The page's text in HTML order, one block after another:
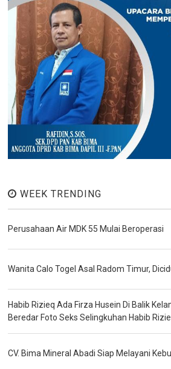
WEEK TRENDING
Perusahaan Air MDK 55 Mulai Beroperasi
Wanita Calo Togel Asal Radom Timur,
Habib Rizieq Ada Firza Husein Di Balik
Beredar Foto Seks Selingkuhan Habib
CV. Bima Mineral Abadi Siap Melayani